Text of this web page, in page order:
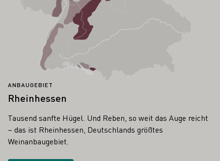
ANBAUGEBIET
Rheinhessen
Tausend sanfte Hügel. Und Reben, so weit das Auge reicht
– das ist Rheinhessen, Deutschlands größtes
Weinanbaugebiet.